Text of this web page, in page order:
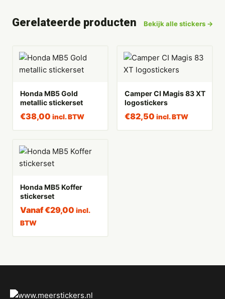
Gerelateerde producten Bekijk alle stickers →
Honda MB5 Gold
metallic stickerset
€38,00 incl. BTW
Camper CI Magis 83 XT
logostickers
€82,50 incl. BTW
Honda MB5 Koffer
stickerset
Vanaf€29,00 incl.
BTW